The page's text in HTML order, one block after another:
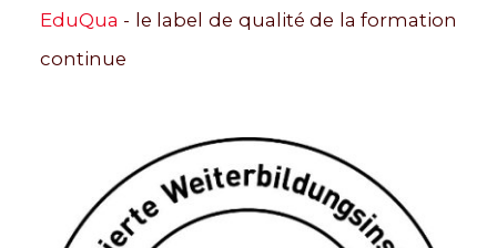
EduQua - le label de qualité de la formation
continue